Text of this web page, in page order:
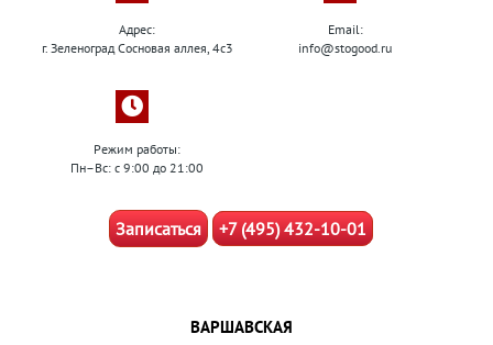
Адрес:
г. Зеленоград Сосновая аллея, 4с3
Email:
info@stogood.ru
Режим работы:
Пн–Вс: с 9:00 до 21:00
Записаться +7 (495) 432-10-01
ВАРШАВСКАЯ